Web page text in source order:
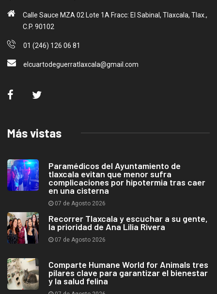
Calle Sauce MZA 02 Lote 1A Fracc: El Sabinal, Tlaxcala, Tlax.,
C.P. 90102
01 (246) 126 06 81
elcuartodeguerratlaxcala@gmail.com
Más vistas
Paramédicos del Ayuntamiento de
tlaxcala evitan que menor sufra
complicaciones por hipotermia tras caer
en una cisterna
07 de Agosto 2026
Recorrer Tlaxcala y escuchar a su gente,
la prioridad de Ana Lilia Rivera
07 de Agosto 2026
Comparte Humane World for Animals tres
pilares clave para garantizar el bienestar
y la salud felina